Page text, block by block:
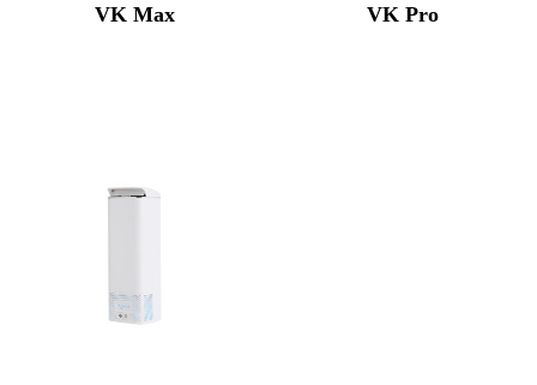
VK Max VK Pro